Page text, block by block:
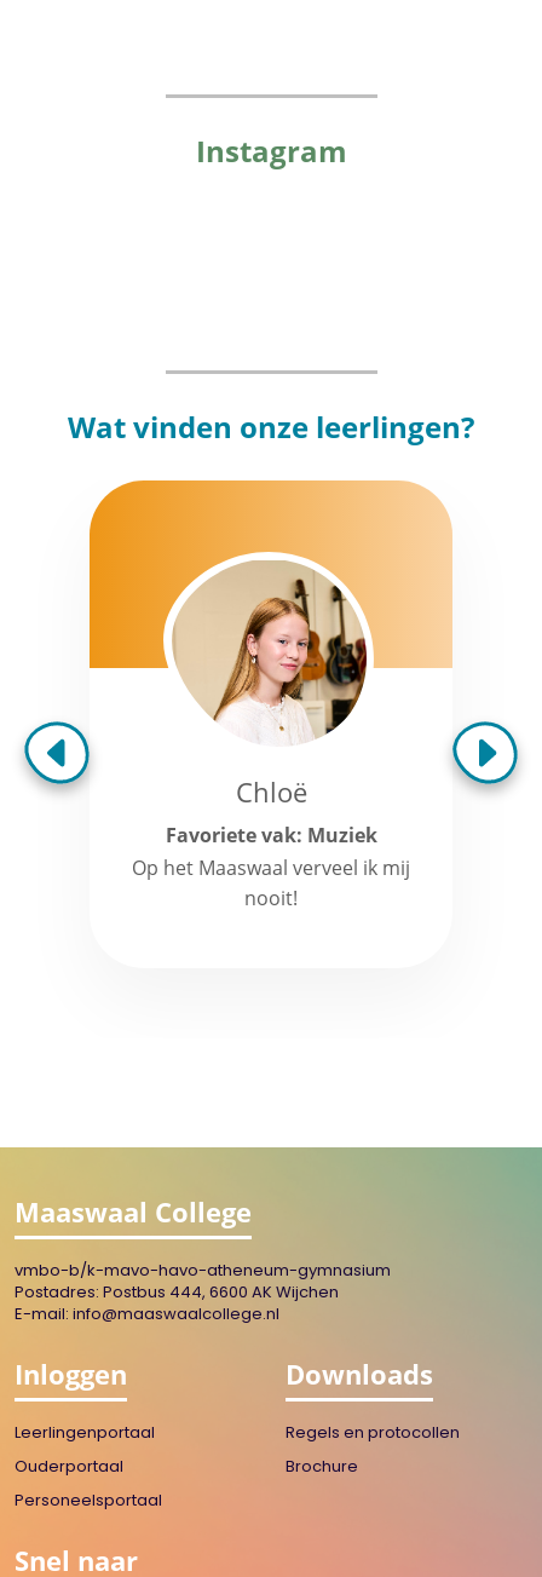
Instagram
Wat vinden onze leerlingen?
Chloë
Favoriete vak: Muziek
Op het Maaswaal verveel ik mij
nooit!
Maaswaal College
vmbo-b/k-mavo-havo-atheneum-gymnasium
Postadres: Postbus 444, 6600 AK Wijchen
E-mail: info@maaswaalcollege.nl
Inloggen
Leerlingenportaal
Ouderportaal
Personeelsportaal
Downloads
Regels en protocollen
Brochure
Snel naar